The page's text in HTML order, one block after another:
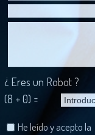
¿ Eres un Robot ?
(8 + 0) =
He leído y acepto la